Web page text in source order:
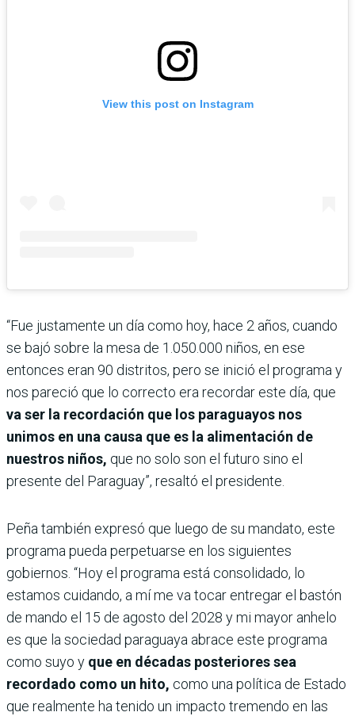
View this post on Instagram
“Fue justamente un día como hoy, hace 2 años, cuando
se bajó sobre la mesa de 1.050.000 niños, en ese
entonces eran 90 distritos, pero se inició el programa y
nos pareció que lo correcto era recordar este día, que
va ser la recordación que los paraguayos nos
unimos en una causa que es la alimentación de
nuestros niños, que no solo son el futuro sino el
presente del Paraguay”, resaltó el presidente.
Peña también expresó que luego de su mandato, este
programa pueda perpetuarse en los siguientes
gobiernos. “Hoy el programa está consolidado, lo
estamos cuidando, a mí me va tocar entregar el bastón
de mando el 15 de agosto del 2028 y mi mayor anhelo
es que la sociedad paraguaya abrace este programa
como suyo y que en décadas posteriores sea
recordado como un hito, como una política de Estado
que realmente ha tenido un impacto tremendo en las